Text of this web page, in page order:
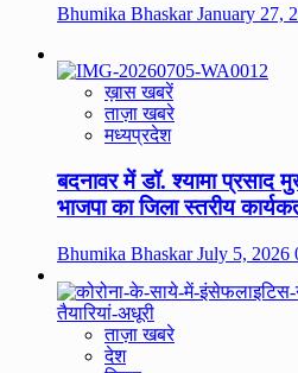
Bhumika BhaskarJanuary 27,
ख़ास खबरें
ताज़ा खबरे
मध्यप्रदेश
बदनावर में डॉ. श्यामा प्रसाद
भाजपा का जिला स्तरीय
Bhumika BhaskarJuly 5, 2026
ताज़ा खबरे
देश